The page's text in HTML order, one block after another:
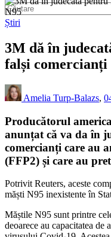
Știri
3M dă în
falși comercianți
Amelia Turp-Balazs,
Producătorul
anunțat că va da în
comercianți care au
(FFP2) și care au
Potrivit Reuters, aceste
măști N95 inexistente în
Măștile N95 sunt printre
deoarece au capacitatea de